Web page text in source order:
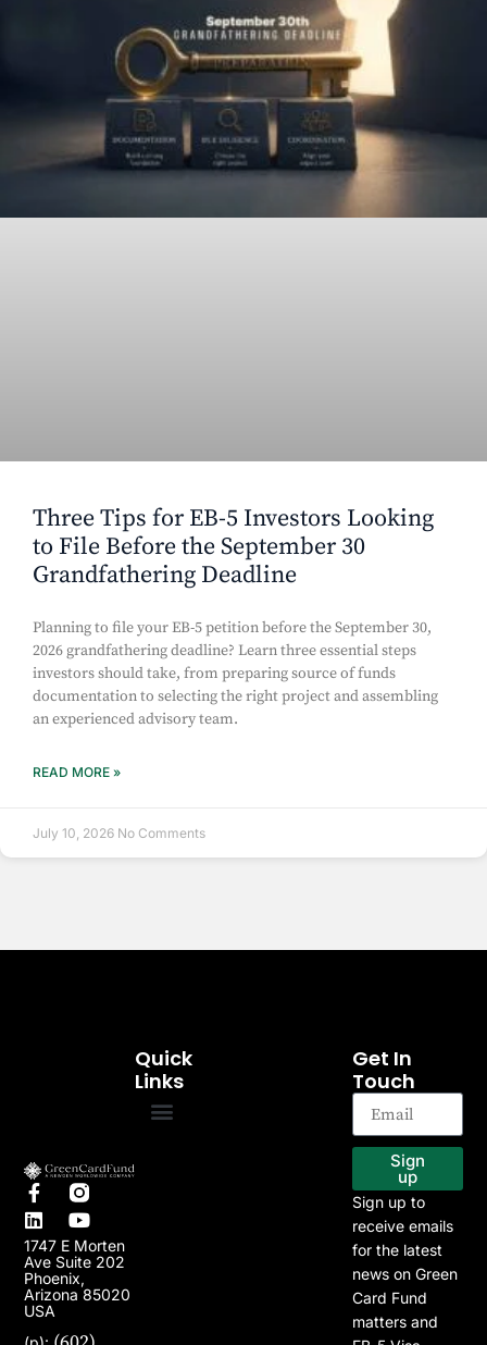
Three Tips for EB-5 Investors Looking
to File Before the September 30
Grandfathering Deadline
Planning to file your EB-5 petition before the September 30,
2026 grandfathering deadline? Learn three essential steps
investors should take, from preparing source of funds
documentation to selecting the right project and assembling
an experienced advisory team.
READ MORE »
July 10, 2026 No Comments
1747 E Morten
Ave Suite 202
Phoenix,
Arizona 85020
USA
Quick
Links
Get In
Touch
Sign
up
Sign up to
receive emails
for the latest
news on Green
Card Fund
matters and